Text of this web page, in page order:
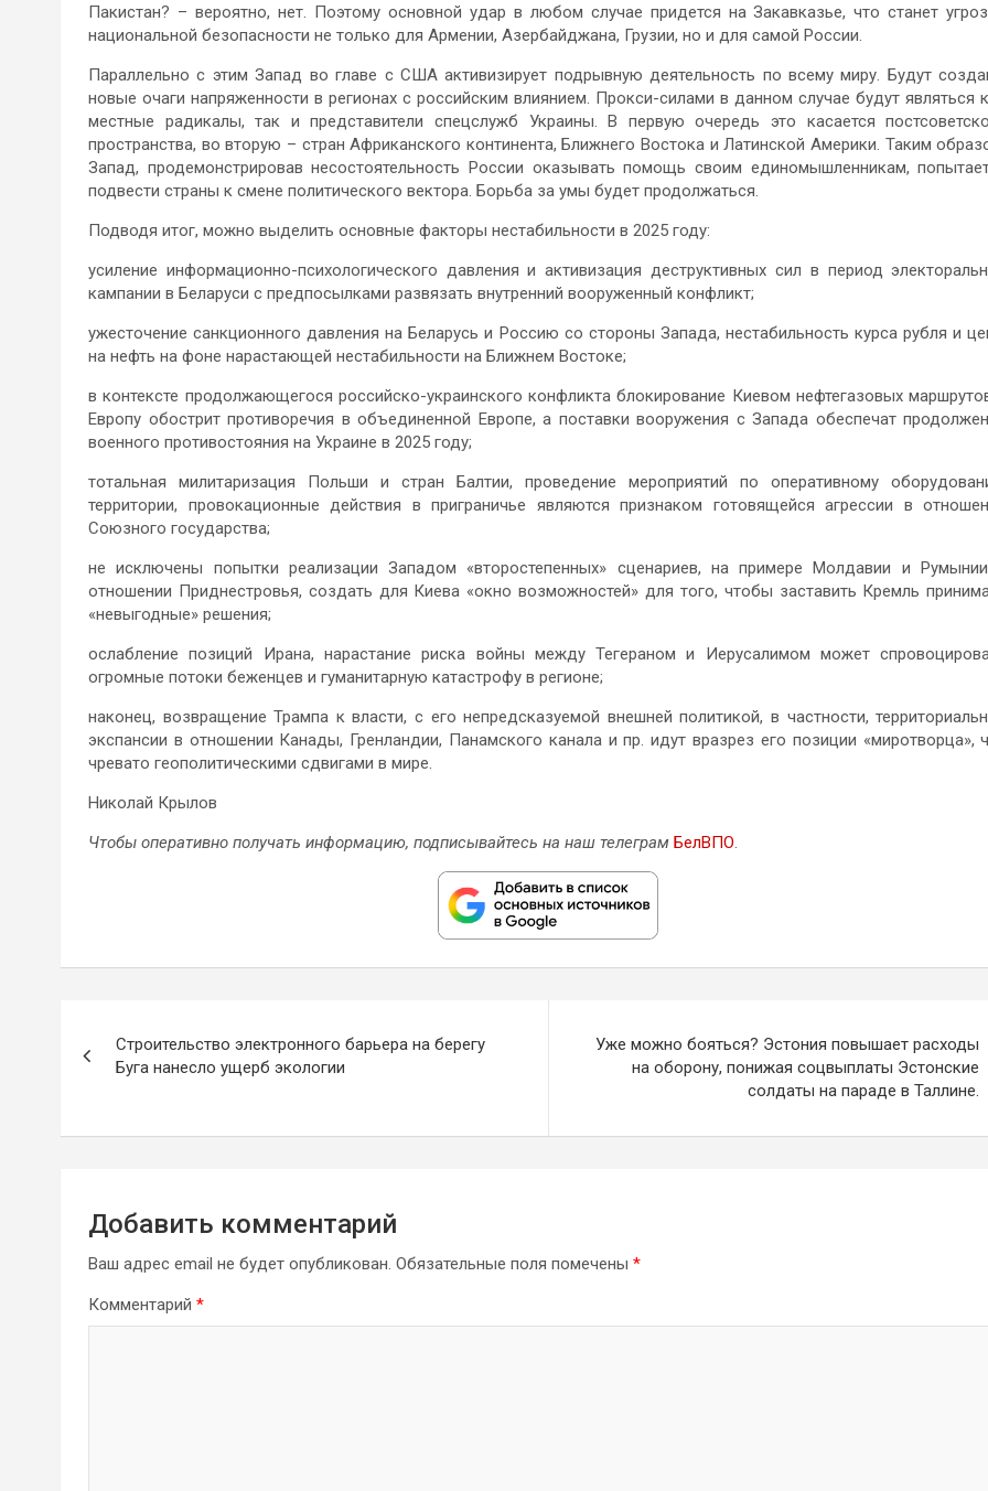
Пакистан? – вероятно, нет. Поэтому основной удар в любом случае придется на Закавказье, что станет
национальной безопасности не только для Армении, Азербайджана, Грузии, но и для самой России.
Параллельно с этим Запад во главе с США активизирует подрывную деятельность по всему миру. Будут
новые очаги напряженности в регионах с российским влиянием. Прокси-силами в данном случае будут являться
местные радикалы, так и представители спецслужб Украины. В первую очередь это касается
пространства, во вторую – стран Африканского континента, Ближнего Востока и Латинской Америки. Таким
Запад, продемонстрировав несостоятельность России оказывать помощь своим единомышленникам,
подвести страны к смене политического вектора. Борьба за умы будет продолжаться.
Подводя итог, можно выделить основные факторы нестабильности в 2025 году:
усиление информационно-психологического давления и активизация деструктивных сил в период
кампании в Беларуси с предпосылками развязать внутренний вооруженный конфликт;
ужесточение санкционного давления на Беларусь и Россию со стороны Запада, нестабильность курса рубля и
на нефть на фоне нарастающей нестабильности на Ближнем Востоке;
в контексте продолжающегося российско-украинского конфликта блокирование Киевом нефтегазовых
Европу обострит противоречия в объединенной Европе, а поставки вооружения с Запада обеспечат
военного противостояния на Украине в 2025 году;
тотальная милитаризация Польши и стран Балтии, проведение мероприятий по оперативному
территории, провокационные действия в приграничье являются признаком готовящейся агрессии в
Союзного государства;
не исключены попытки реализации Западом «второстепенных» сценариев, на примере Молдавии и
отношении Приднестровья, создать для Киева «окно возможностей» для того, чтобы заставить Кремль
«невыгодные» решения;
ослабление позиций Ирана, нарастание риска войны между Тегераном и Иерусалимом может
огромные потоки беженцев и гуманитарную катастрофу в регионе;
наконец, возвращение Трампа к власти, с его непредсказуемой внешней политикой, в частности,
экспансии в отношении Канады, Гренландии, Панамского канала и пр. идут вразрез его позиции «миротворца»,
чревато геополитическими сдвигами в мире.
Николай Крылов
Чтобы оперативно получать информацию, подписывайтесь на наш телеграм БелВПО.
по
Строительство электронного барьера на берегу
Буга нанесло ущерб экологии
Уже можно бояться? Эстония повышает расходы
на оборону, понижая соцвыплаты Эстонские
солдаты на параде в Таллине.
Добавить комментарий
Ваш адрес email не будет опубликован. Обязательные поля помечены *
Комментарий *